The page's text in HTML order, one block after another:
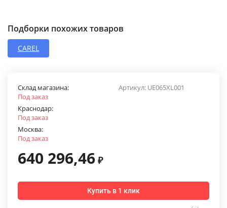
Подборки похожих товаров
CAREL
Артикул: UE065XL001
Склад магазина:
Под заказ
Краснодар:
Под заказ
Москва:
Под заказ
640 296,46 ₽
Купить в 1 клик